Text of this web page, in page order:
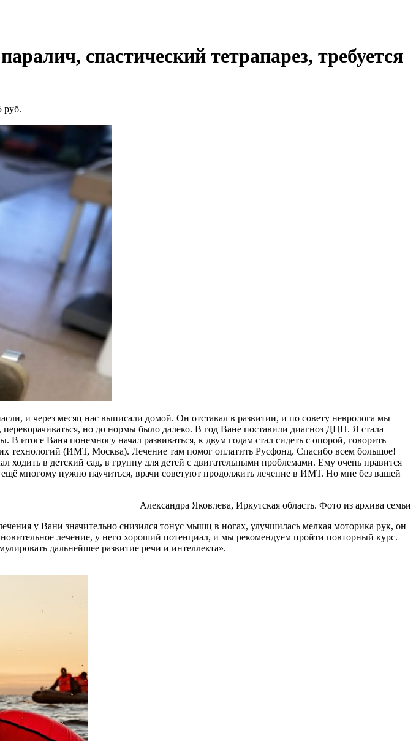
спастический тетрапарез, требуется
руб.
и через месяц нас выписали домой. Он отставал в развитии, и по совету невролога мы
но до нормы было далеко. В год Ване поставили диагноз ДЦП. Я стала
итоге Ваня понемногу начал развиваться, к двум годам стал сидеть с опорой, говорить
технологий (ИМТ, Москва). Лечение там помог оплатить Русфонд. Спасибо всем большое!
ходить в детский сад, в группу для детей с двигательными проблемами. Ему очень нравится
многому нужно научиться, врачи советуют продолжить лечение в ИМТ. Но мне без вашей
Александра Яковлева, Иркутская область. Фото из архива семьи
у Вани значительно снизился тонус мышц в ногах, улучшилась мелкая моторика рук, он
лечение, у него хороший потенциал, и мы рекомендуем пройти повторный курс.
дальнейшее развитие речи и интеллекта».